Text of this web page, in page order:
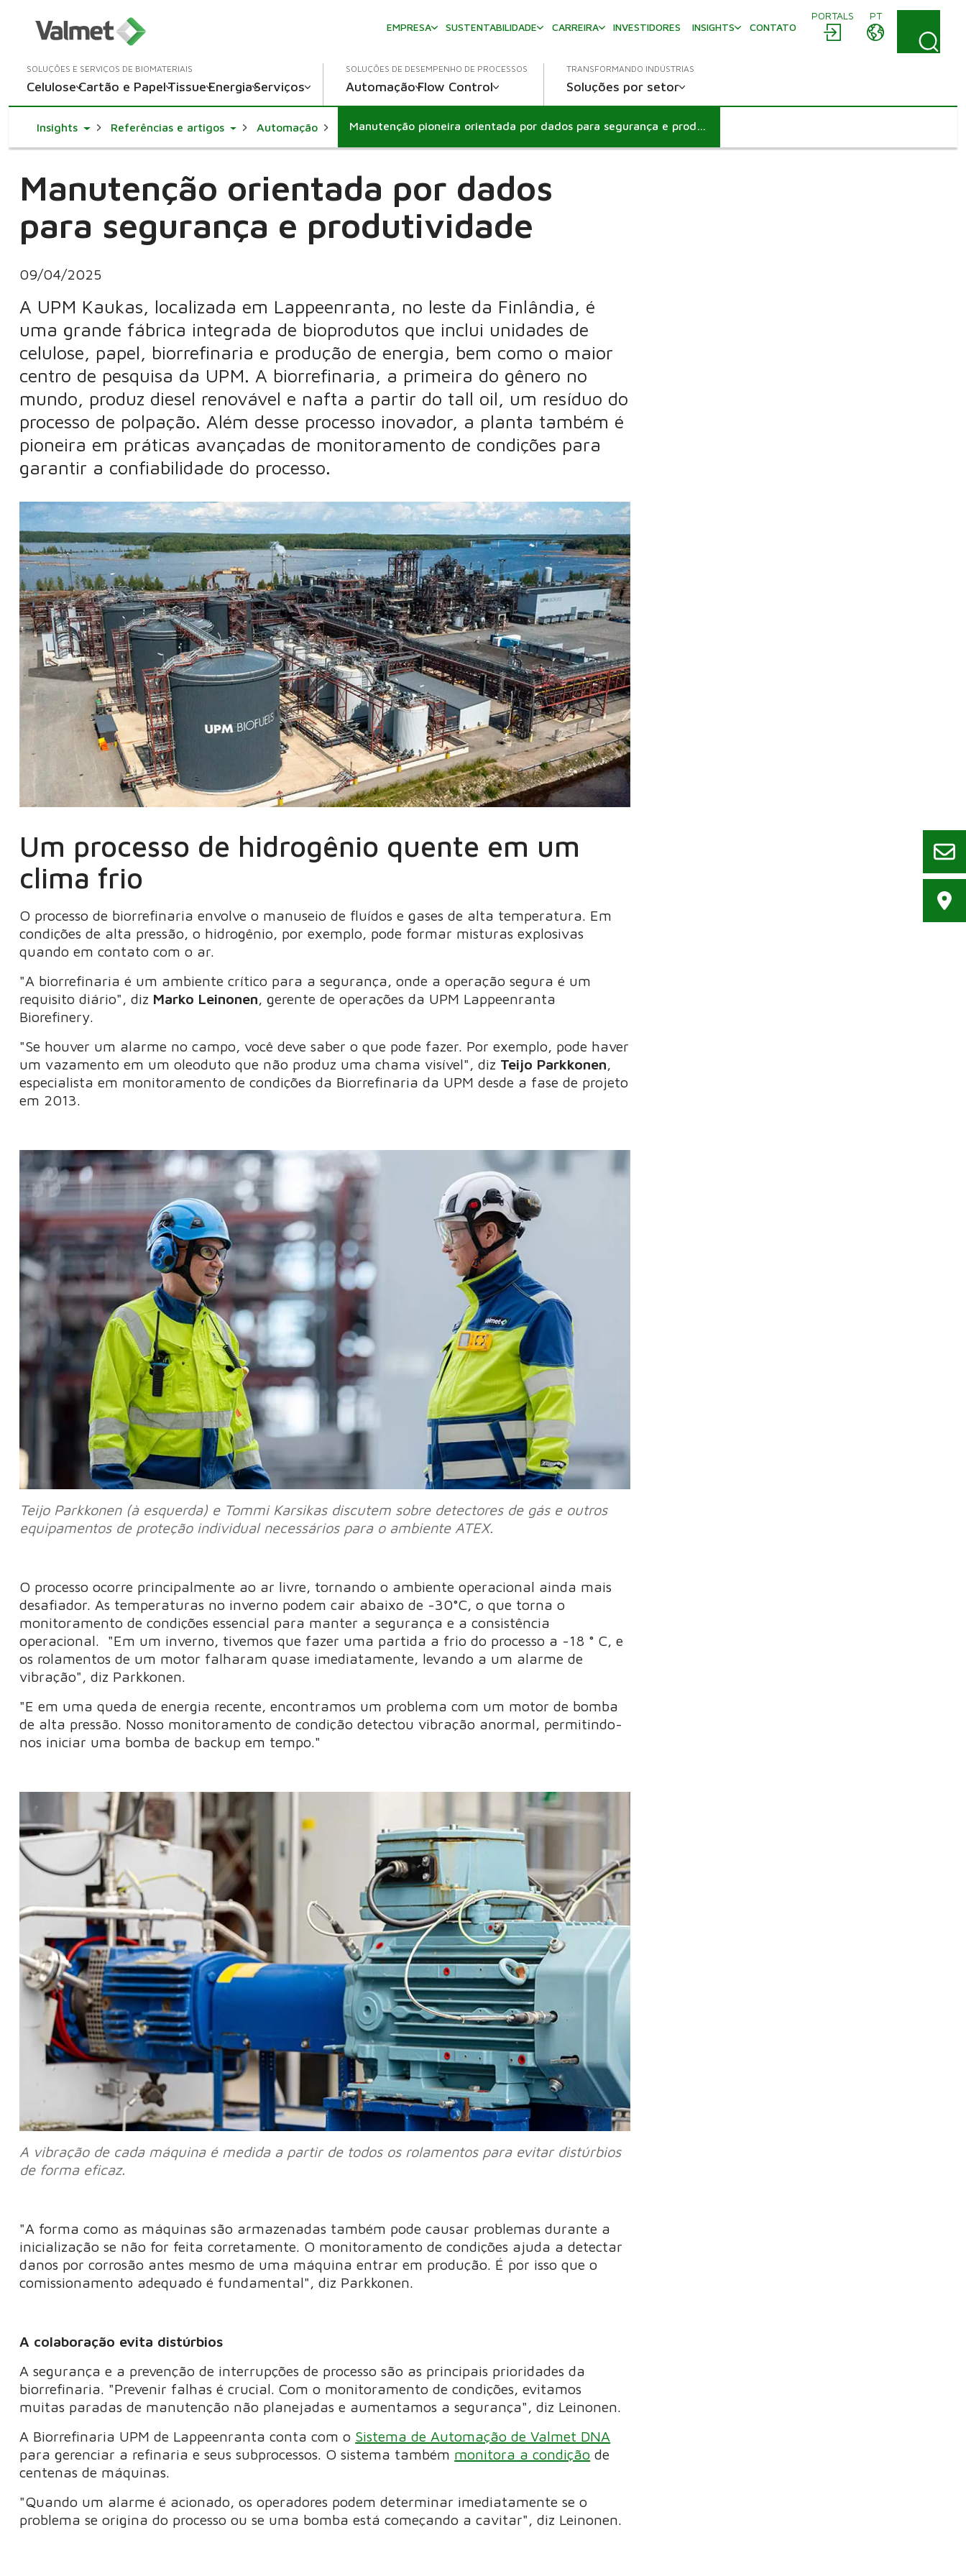
PORTALS
PT
EMPRESA
SUSTENTABILIDADE CARREIRA INVESTIDORES INSIGHTS CONTATO
SOLUÇÕES E SERVIÇOS DE BIOMATERIAIS
CeluloseCartão e PapelTissueEnergiaServiços
SOLUÇÕES DE DESEMPENHO DE PROCESSOS
AutomaçãoFlow Control
TRANSFORMANDO INDÚSTRIAS
Soluções por setor
InsightsToggle Dropdown
Referências e artigosToggle Dropdown
Automação Manutenção pioneira orientada por dados para segurança e produtividade
Manutenção orientada por dados
para segurança e produtividade
09/04/2025
A UPM Kaukas, localizada em Lappeenranta, no leste da Finlândia, é
uma grande fábrica integrada de bioprodutos que inclui unidades de
celulose, papel, biorrefinaria e produção de energia, bem como o maior
centro de pesquisa da UPM. A biorrefinaria, a primeira do gênero no
mundo, produz diesel renovável e nafta a partir do tall oil, um resíduo do
processo de polpação. Além desse processo inovador, a planta também é
pioneira em práticas avançadas de monitoramento de condições para
garantir a confiabilidade do processo.
Um processo de hidrogênio quente em um
clima frio
O processo de biorrefinaria envolve o manuseio de fluídos e gases de alta temperatura. Em
condições de alta pressão, o hidrogênio, por exemplo, pode formar misturas explosivas
quando em contato com o ar.
"A biorrefinaria é um ambiente crítico para a segurança, onde a operação segura é um
requisito diário", diz Marko Leinonen, gerente de operações da UPM Lappeenranta
Biorefinery.
"Se houver um alarme no campo, você deve saber o que pode fazer. Por exemplo, pode haver
um vazamento em um oleoduto que não produz uma chama visível", diz Teijo Parkkonen,
especialista em monitoramento de condições da Biorrefinaria da UPM desde a fase de projeto
em 2013.
Teijo Parkkonen (à esquerda) e Tommi Karsikas discutem sobre detectores de gás e outros
equipamentos de proteção individual necessários para o ambiente ATEX.
O processo ocorre principalmente ao ar livre, tornando o ambiente operacional ainda mais
desafiador. As temperaturas no inverno podem cair abaixo de -30°C, o que torna o
monitoramento de condições essencial para manter a segurança e a consistência
operacional. "Em um inverno, tivemos que fazer uma partida a frio do processo a -18 ° C, e
os rolamentos de um motor falharam quase imediatamente, levando a um alarme de
vibração", diz Parkkonen.
"E em uma queda de energia recente, encontramos um problema com um motor de bomba
de alta pressão. Nosso monitoramento de condição detectou vibração anormal, permitindo-
nos iniciar uma bomba de backup em tempo."
A vibração de cada máquina é medida a partir de todos os rolamentos para evitar distúrbios
de forma eficaz.
"A forma como as máquinas são armazenadas também pode causar problemas durante a
inicialização se não for feita corretamente. O monitoramento de condições ajuda a detectar
danos por corrosão antes mesmo de uma máquina entrar em produção. É por isso que o
comissionamento adequado é fundamental", diz Parkkonen.
A colaboração evita distúrbios
A segurança e a prevenção de interrupções de processo são as principais prioridades da
biorrefinaria. "Prevenir falhas é crucial. Com o monitoramento de condições, evitamos
muitas paradas de manutenção não planejadas e aumentamos a segurança", diz Leinonen.
A Biorrefinaria UPM de Lappeenranta conta com o Sistema de Automação de Valmet DNA
para gerenciar a refinaria e seus subprocessos. O sistema também monitora a condição de
centenas de máquinas.
"Quando um alarme é acionado, os operadores podem determinar imediatamente se o
problema se origina do processo ou se uma bomba está começando a cavitar", diz Leinonen.